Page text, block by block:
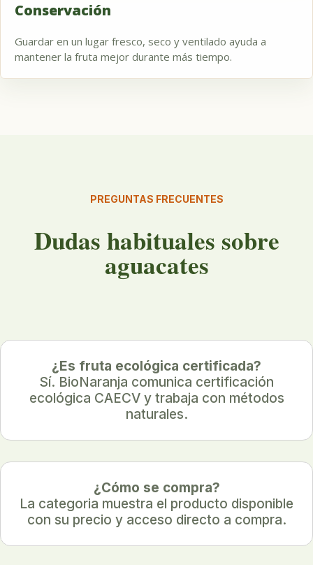
Conservación
Guardar en un lugar fresco, seco y ventilado ayuda a
mantener la fruta mejor durante más tiempo.
PREGUNTAS FRECUENTES
Dudas habituales sobre
aguacates
¿Es fruta ecológica certificada?
Sí. BioNaranja comunica certificación
ecológica CAECV y trabaja con métodos
naturales.
¿Cómo se compra?
La categoria muestra el producto disponible
con su precio y acceso directo a compra.